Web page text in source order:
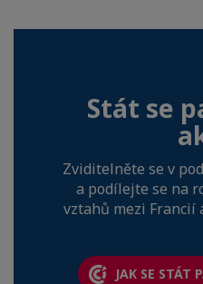
Stát se
Zviditelněte se v
a podílejte se na
vztahů mezi Francií
JAK SE STÁT